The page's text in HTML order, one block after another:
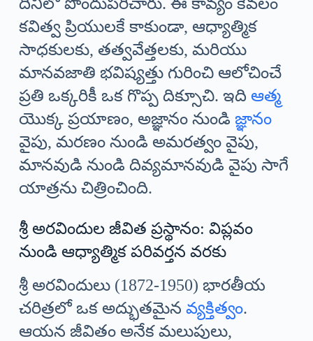
కవిత్వ ప్రియులకే కాకుండా, ఆధ్యాత్మిక
సాధకులకు, తత్వవేత్తలకు, మరియు
మానవజాతి భవిష్యత్తు గురించి ఆలోచించే
ప్రతి ఒక్కరికీ ఒక గొప్ప దిక్సూచి. ఇది ఆత్మ
యొక్క ప్రయాణం, అజ్ఞానం నుండి జ్ఞానం
వైపు, మరణం నుండి అమరత్వం వైపు,
మానవుడి నుండి దివ్యమానవుడి వైపు సాగే
యాత్రను చిత్రించింది.
శ్రీ అరవిందుల జీవిత ప్రస్థానం: విప్లవం
నుండి ఆధ్యాత్మిక పరివర్తన వరకు
శ్రీ అరవిందులు (1872-1950) భారతీయ
చరిత్రలో ఒక అద్భుతమైన వ్యక్తిత్వం.
ఆయన జీవితం అనేక మలుపులు,